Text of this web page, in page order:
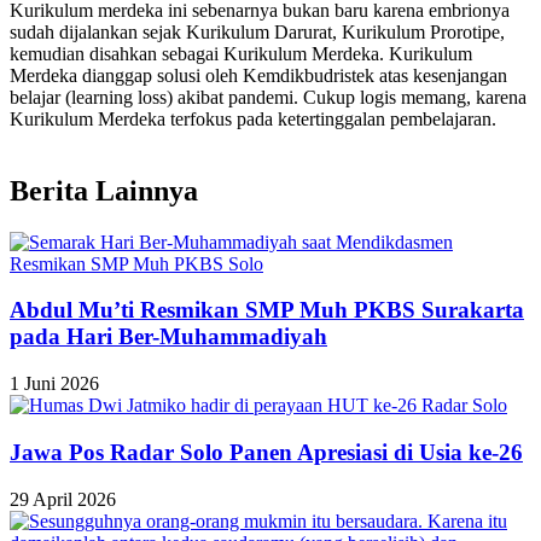
Kurikulum merdeka ini sebenarnya bukan baru karena embrionya
sudah dijalankan sejak Kurikulum Darurat, Kurikulum Prorotipe,
kemudian disahkan sebagai Kurikulum Merdeka. Kurikulum
Merdeka dianggap solusi oleh Kemdikbudristek atas kesenjangan
belajar (learning loss) akibat pandemi. Cukup logis memang, karena
Kurikulum Merdeka terfokus pada ketertinggalan pembelajaran.
Berita Lainnya
Abdul Mu’ti Resmikan SMP Muh PKBS Surakarta
pada Hari Ber-Muhammadiyah
1 Juni 2026
Jawa Pos Radar Solo Panen Apresiasi di Usia ke-26
29 April 2026